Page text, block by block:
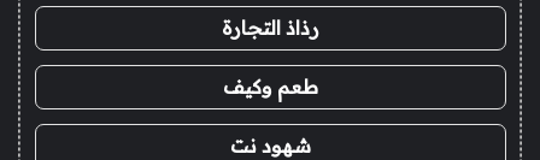
رذاذ التجارة
طعم وكيف
شهود نت